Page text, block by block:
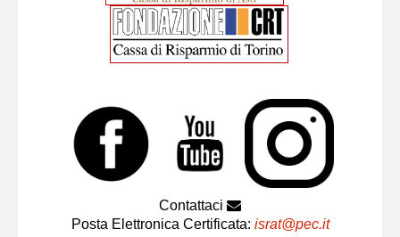
Contattaci
Posta Elettronica Certificata: israt@pec.it